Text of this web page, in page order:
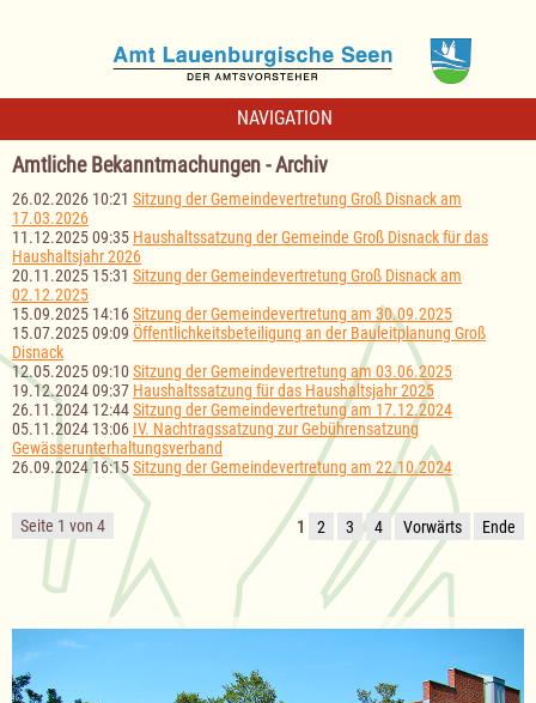
NAVIGATION
Amtliche Bekanntmachungen - Archiv
26.02.2026 10:21 Sitzung der Gemeindevertretung Groß Disnack am
17.03.2026
11.12.2025 09:35 Haushaltssatzung der Gemeinde Groß Disnack für das
Haushaltsjahr 2026
20.11.2025 15:31 Sitzung der Gemeindevertretung Groß Disnack am
02.12.2025
15.09.2025 14:16Sitzung der Gemeindevertretung am 30.09.2025
15.07.2025 09:09 Öffentlichkeitsbeteiligung an der Bauleitplanung Groß
Disnack
12.05.2025 09:10 Sitzung der Gemeindevertretung am 03.06.2025
19.12.2024 09:37 Haushaltssatzung für das Haushaltsjahr 2025
26.11.2024 12:44Sitzung der Gemeindevertretung am 17.12.2024
05.11.2024 13:06 IV. Nachtragssatzung zur Gebührensatzung
Gewässerunterhaltungsverband
26.09.2024 16:15Sitzung der Gemeindevertretung am 22.10.2024
Seite 1 von 4 1 2 3 4 Vorwärts Ende